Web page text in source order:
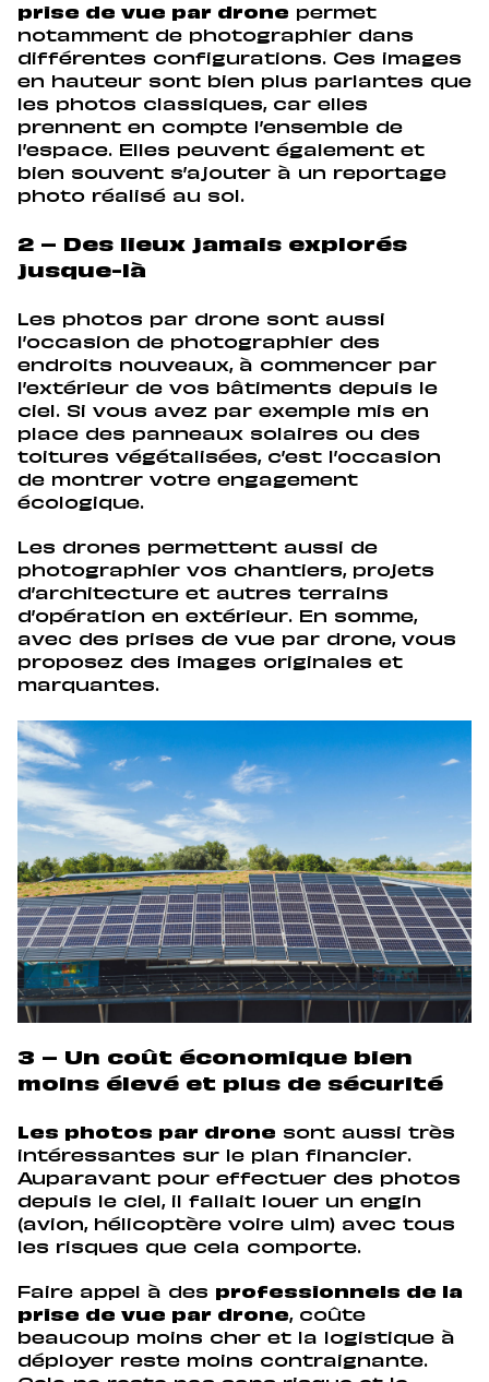
prise de vue par drone permet
notamment de photographier dans
différentes configurations. Ces images
en hauteur sont bien plus parlantes que
les photos classiques, car elles
prennent en compte l’ensemble de
l’espace. Elles peuvent également et
bien souvent s’ajouter à un reportage
photo réalisé au sol.
2 – Des lieux jamais explorés
jusque-là
Les photos par drone sont aussi
l’occasion de photographier des
endroits nouveaux, à commencer par
l’extérieur de vos bâtiments depuis le
ciel. Si vous avez par exemple mis en
place des panneaux solaires ou des
toitures végétalisées, c’est l’occasion
de montrer votre engagement
écologique.
Les drones permettent aussi de
photographier vos chantiers, projets
d’architecture et autres terrains
d’opération en extérieur. En somme,
avec des prises de vue par drone, vous
proposez des images originales et
marquantes.
3 – Un coût économique bien
moins élevé et plus de sécurité
Les photos par drone sont aussi très
intéressantes sur le plan financier.
Auparavant pour effectuer des photos
depuis le ciel, il fallait louer un engin
(avion, hélicoptère voire ulm) avec tous
les risques que cela comporte.
Faire appel à des
professionnels de la
prise de vue par drone, coûte
beaucoup moins cher et la logistique à
déployer reste moins contraignante.